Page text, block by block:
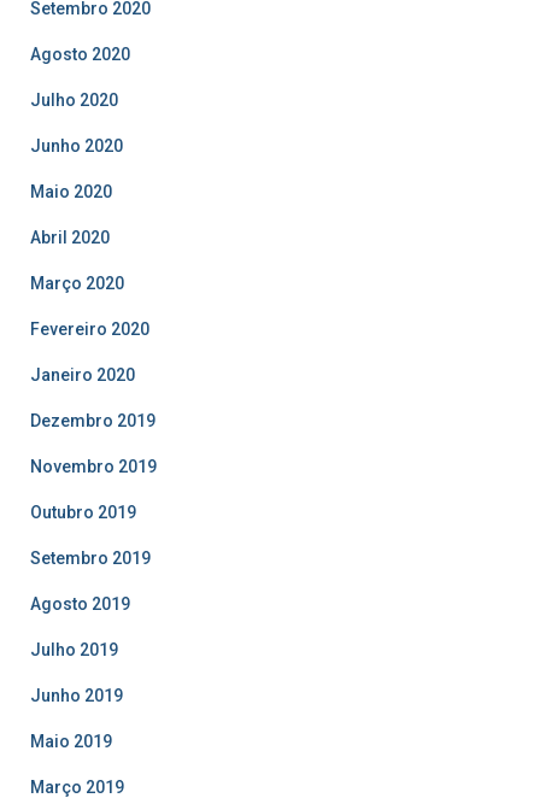
Setembro 2020
Agosto 2020
Julho 2020
Junho 2020
Maio 2020
Abril 2020
Março 2020
Fevereiro 2020
Janeiro 2020
Dezembro 2019
Novembro 2019
Outubro 2019
Setembro 2019
Agosto 2019
Julho 2019
Junho 2019
Maio 2019
Março 2019